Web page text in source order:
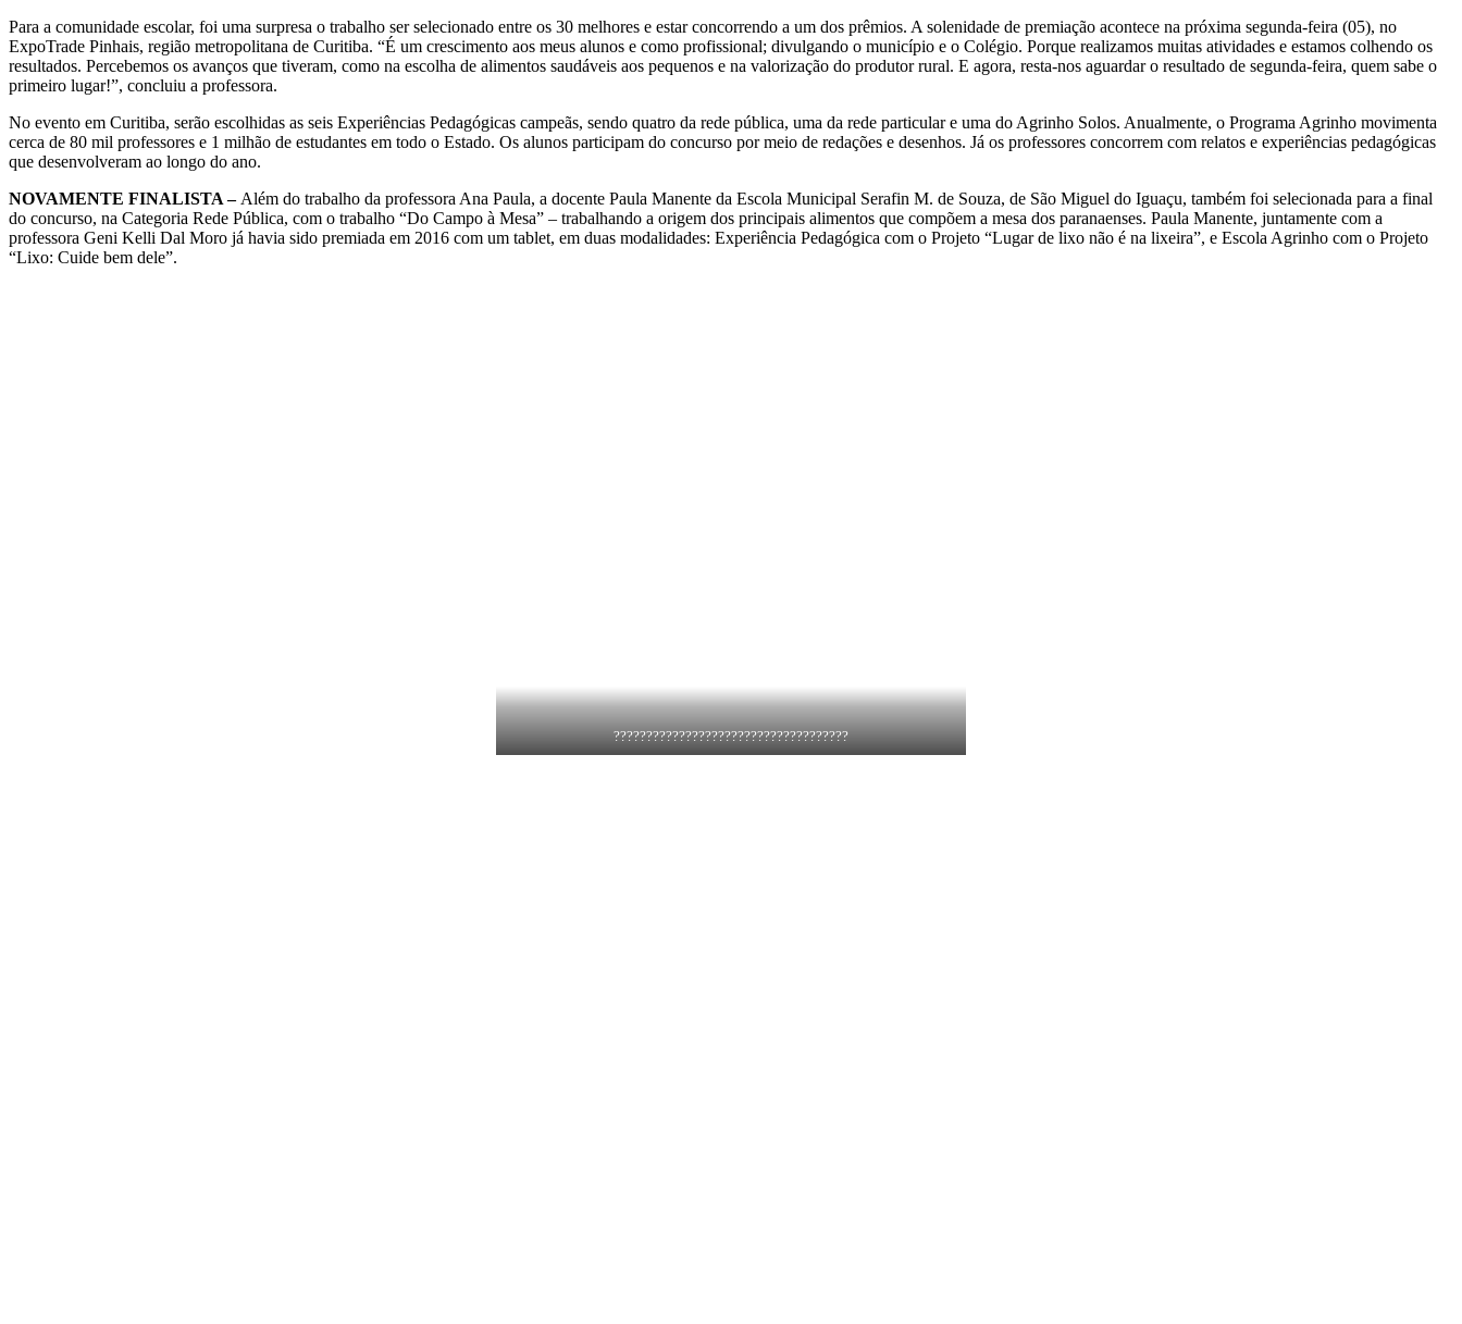
Para a comunidade escolar, foi uma surpresa o trabalho ser selecionado entre os 30 melhores e estar concorrendo a um dos prêmios. A solenidade de premiação acontece na próxima segunda-feira (05), no
ExpoTrade Pinhais, região metropolitana de Curitiba. “É um crescimento aos meus alunos e como profissional; divulgando o município e o Colégio. Porque realizamos muitas atividades e estamos colhendo os
resultados. Percebemos os avanços que tiveram, como na escolha de alimentos saudáveis aos pequenos e na valorização do produtor rural. E agora, resta-nos aguardar o resultado de segunda-feira, quem sabe o
primeiro lugar!”, concluiu a professora.
No evento em Curitiba, serão escolhidas as seis Experiências Pedagógicas campeãs, sendo quatro da rede pública, uma da rede particular e uma do Agrinho Solos. Anualmente, o Programa Agrinho movimenta
cerca de 80 mil professores e 1 milhão de estudantes em todo o Estado. Os alunos participam do concurso por meio de redações e desenhos. Já os professores concorrem com relatos e experiências pedagógicas
que desenvolveram ao longo do ano.
NOVAMENTE FINALISTA – Além do trabalho da professora Ana Paula, a docente Paula Manente da Escola Municipal Serafin M. de Souza, de São Miguel do Iguaçu, também foi selecionada para a final
do concurso, na Categoria Rede Pública, com o trabalho “Do Campo à Mesa” – trabalhando a origem dos principais alimentos que compõem a mesa dos paranaenses. Paula Manente, juntamente com a
professora Geni Kelli Dal Moro já havia sido premiada em 2016 com um tablet, em duas modalidades: Experiência Pedagógica com o Projeto “Lugar de lixo não é na lixeira”, e Escola Agrinho com o Projeto
“Lixo: Cuide bem dele”.
????????????????????????????????????